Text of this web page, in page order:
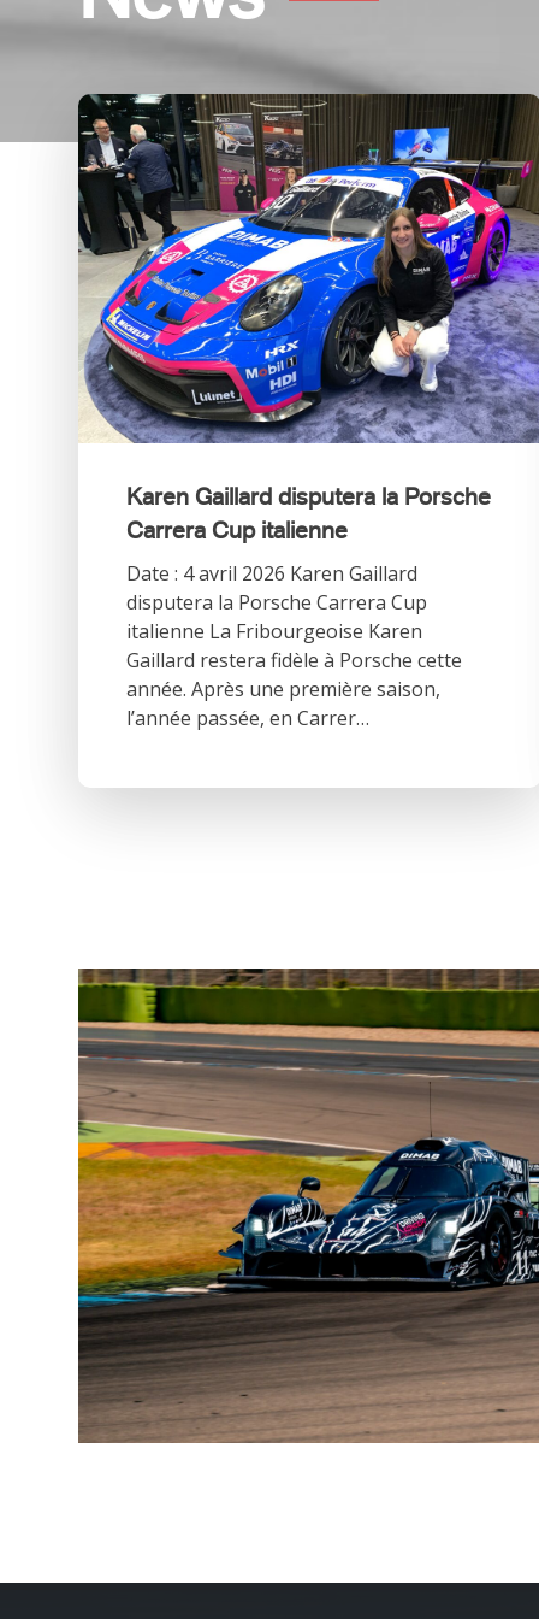
Karen Gaillard disputera la Porsche
Carrera Cup italienne
Date : 4 avril 2026 Karen Gaillard
disputera la Porsche Carrera Cup
italienne La Fribourgeoise Karen
Gaillard restera fidèle à Porsche cette
année. Après une première saison,
l’année passée, en Carrer…